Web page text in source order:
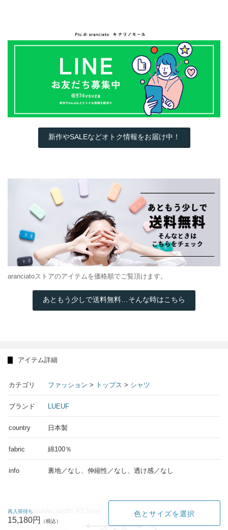
新作やSALEなどオトク情報をお届け中！
aranciatoストアのアイテムを価格順でご覧頂けます。
あともう少しで送料無料…そんな時はこちら
アイテム詳細
カテゴリ ファッション > トップス > シャツ
ブランド LUEUF
country 日本製
fabric 綿100％
info 裏地／なし、伸縮性／なし、透け感／なし
Sleeve length 46cm
Shoulder width
再入荷待ち
15,180円
色とサイズを選択